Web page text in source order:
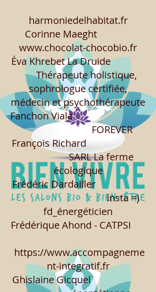
harmoniedelhabitat.fr
Corinne Maeght
www.chocolat-chocobio.fr
Éva Khrebet La Druide
Thérapeute holistique,
sophrologue certifiée,
médecin et psychothérapeute
Fanchon Viala
FOREVER
François Richard
SARL La ferme
écologique
Frédéric Dardailler
insta =)
fd_énergéticien
Frédérique Ahond - CATPSI
https://www.accompagneme
nt-integratif.fr
Ghislaine Gicquel